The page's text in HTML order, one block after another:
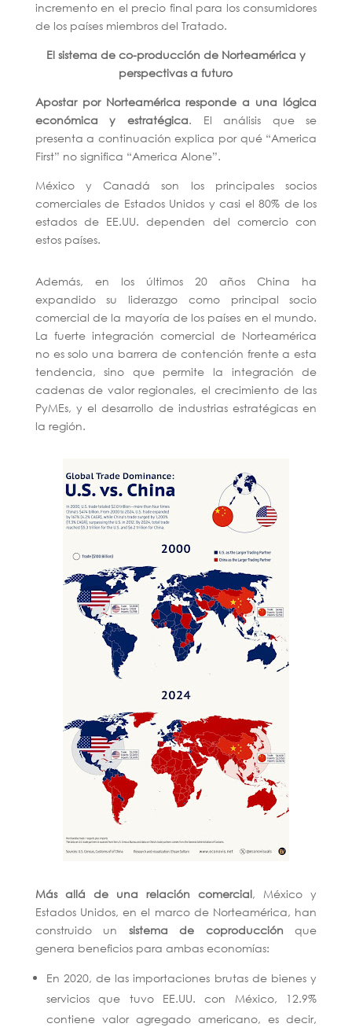
incremento en el precio final para los consumidores
de los países miembros del Tratado.
El sistema de co-producción de Norteamérica y
perspectivas a futuro
Apostar por Norteamérica responde a una lógica
económica y estratégica. El análisis que se
presenta a continuación explica por qué “America
First” no significa “America Alone”.
México y Canadá son los principales socios
comerciales de Estados Unidos y casi el 80% de los
estados de EE.UU. dependen del comercio con
estos países.
Además, en los últimos 20 años China ha
expandido su liderazgo como principal socio
comercial de la mayoría de los países en el mundo.
La fuerte integración comercial de Norteamérica
no es solo una barrera de contención frente a esta
tendencia, sino que permite la integración de
cadenas de valor regionales, el crecimiento de las
PyMEs, y el desarrollo de industrias estratégicas en
la región.
Más allá de una relación comercial, México y
Estados Unidos, en el marco de Norteamérica, han
construido un sistema de coproducciónque
genera beneficios para ambas economías:
En 2020, de las importaciones brutas de bienes y
servicios que tuvo EE.UU. con México, 12.9%
contiene valor agregado americano, es decir,